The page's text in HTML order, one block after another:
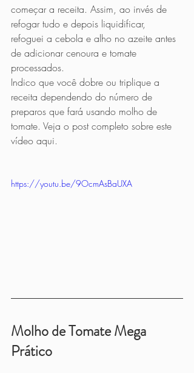
começar a receita. Assim, ao invés de
refogar tudo e depois liquidificar,
refoguei a cebola e alho no azeite antes
de adicionar cenoura e tomate
processados.
Indico que você dobre ou triplique a
receita dependendo do número de
preparos que fará usando molho de
tomate. Veja o post completo sobre este
vídeo aqui.
https://youtu.be/9OcmAsBaUXA
Molho de Tomate Mega
Prático